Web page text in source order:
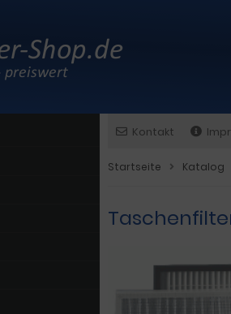
Kontakt
Startseite Katalog